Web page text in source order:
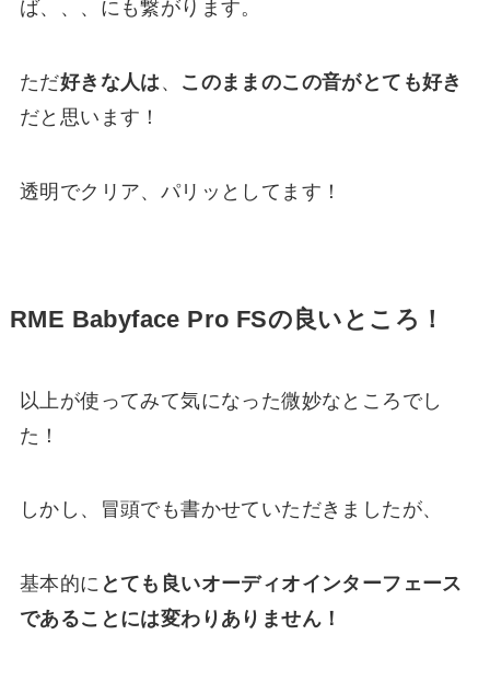
ば、、、にも繋がります。
ただ好きな人は 、 このままのこの音がとても好き
だと思います！
透明でクリア、パリッとしてます！
RME Babyface Pro FSの良いところ！
以上が使ってみて気になった微妙なところでし
た！
しかし、冒頭でも書かせていただきましたが、
基本的に とても良いオーディオインターフェース
であることには変わりありません！